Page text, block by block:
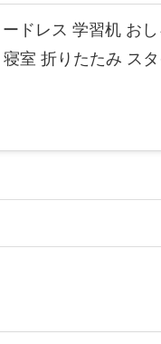
ドレス 学習机 お
室 折りたたみ ス